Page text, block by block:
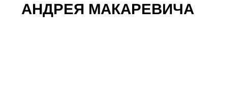
АНДРЕЯ МАКАРЕВИЧА